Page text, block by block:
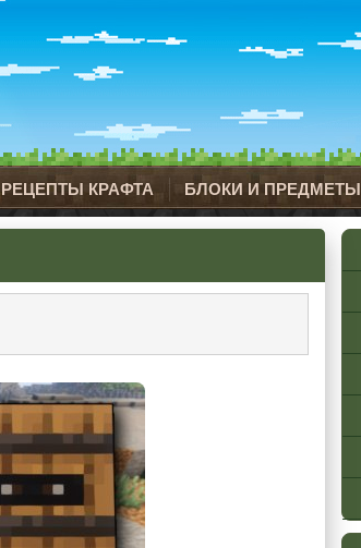
РЕЦЕПТЫ КРАФТА БЛОКИ И ПРЕДМЕТЫ